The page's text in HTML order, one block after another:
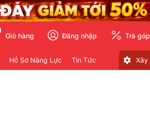
Giỏ hàng Đăng nhập Trả góp
Hồ Sơ Năng Lực Tin Tức